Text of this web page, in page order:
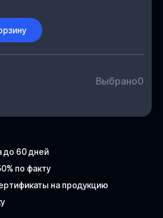
до 60 дней
по факту
на продукцию
Выбрано0